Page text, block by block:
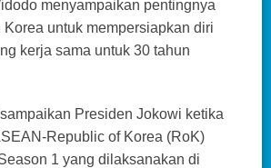
menyampaikan pentingnya
Korea untuk mempersiapkan diri
kerja sama untuk 30 tahun
Presiden Jokowi ketika
Republic of Korea (RoK)
1 yang dilaksanakan di